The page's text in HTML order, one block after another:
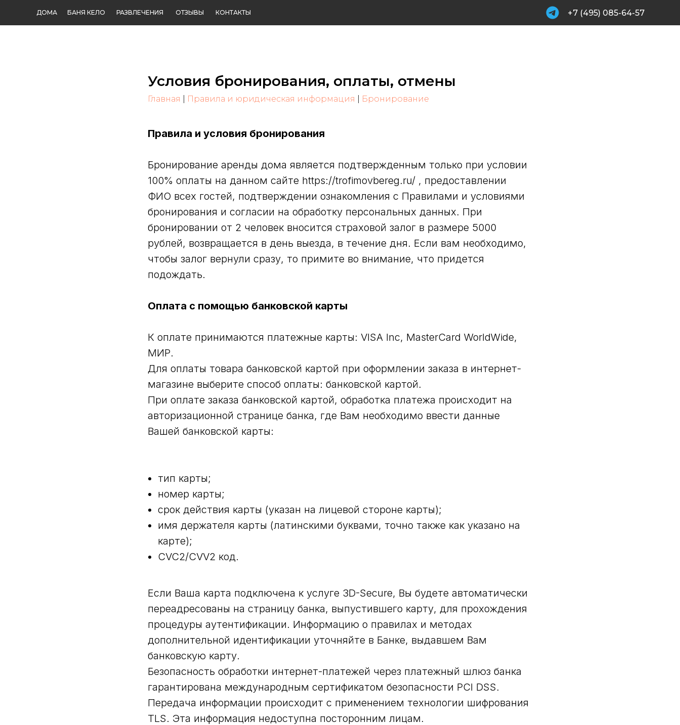
+7 (495) 085-64-57
КОНТАКТЫ
ОТЗЫВЫ
РАЗВЛЕЧЕНИЯ
БАНЯ КЕЛО
ДОМА
Условия бронирования, оплаты, отмены
Главная Правила и юридическая информация Бронирование
Правила и условия бронирования
Бронирование аренды дома является подтвержденным только при условии
100% оплаты на данном сайте https://trofimovbereg.ru/ , предоставлении
ФИО всех гостей, подтверждении ознакомления с Правилами и условиями
бронирования и согласии на обработку персональных данных. При
бронировании от 2 человек вносится страховой залог в размере 5000
рублей, возвращается в день выезда, в течение дня. Если вам необходимо,
чтобы залог вернули сразу, то примите во внимание, что придется
подождать.
Оплата с помощью банковской карты
К оплате принимаются платежные карты: VISA Inc, MasterCard WorldWide,
МИР.
Для оплаты товара банковской картой при оформлении заказа в интернет-
магазине выберите способ оплаты: банковской картой.
При оплате заказа банковской картой, обработка платежа происходит на
авторизационной странице банка, где Вам необходимо ввести данные
Вашей банковской карты:
тип карты;
номер карты;
срок действия карты (указан на лицевой стороне карты);
имя держателя карты (латинскими буквами, точно также как указано на
карте);
CVC2/CVV2 код.
Если Ваша карта подключена к услуге 3D-Secure, Вы будете автоматически
переадресованы на страницу банка, выпустившего карту, для прохождения
процедуры аутентификации. Информацию о правилах и методах
дополнительной идентификации уточняйте в Банке, выдавшем Вам
банковскую карту.
Безопасность обработки интернет-платежей через платежный шлюз банка
гарантирована международным сертификатом безопасности PCI DSS.
Передача информации происходит с применением технологии шифрования
TLS. Эта информация недоступна посторонним лицам.